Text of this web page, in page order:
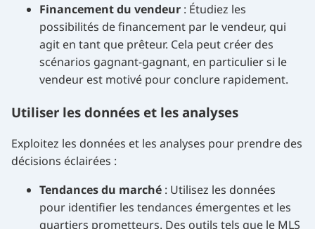
Financement du vendeur : Étudiez les
possibilités de financement par le vendeur, qui
agit en tant que prêteur. Cela peut créer des
scénarios gagnant-gagnant, en particulier si le
vendeur est motivé pour conclure rapidement.
Utiliser les données et les analyses
Exploitez les données et les analyses pour prendre des
décisions éclairées :
Tendances du marché : Utilisez les données
pour identifier les tendances émergentes et les
quartiers prometteurs. Des outils tels que le MLS